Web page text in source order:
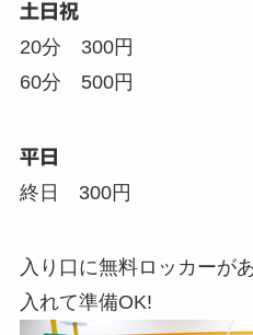
土日祝
20分 300円
60分 500円
平日
終日 300円
入り口に無料ロッカーが
入れて準備OK!